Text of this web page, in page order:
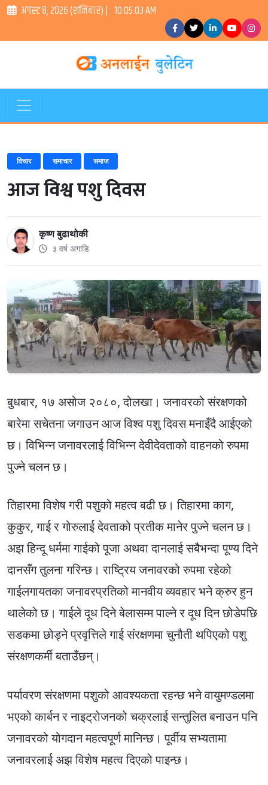
अगस्ट ८, २०२६ (शनिबार) | 10:05:03 AM
विचार समाचार समाज
आज विश्व पशु दिवस
कृष्ण बुढाथोकी
३ वर्ष अगाडि
बुधबार, १७ असोज २०८०, दोलखा। जनावरको संरक्षणको
बारेमा सचेतना जगाउन आज विश्व पशु दिवस मनाइँदै आईएको
छ। विभिन्न जनावरलाई विभिन्न देवीदेवताको वाहनको रुपमा
पुज्ने चलन छ।
तिहारमा विशेष गरी पशुको महत्व बढी छ। तिहारमा काग,
कुकुर, गाई र गोरुलाई देवताको प्रतीक मानेर पुज्ने चलन छ।
अझ हिन्दू धर्ममा गाईको पूजा अथवा दानलाई सबैभन्दा पूण्य दिने
दानसँग तुलना गरिन्छ। राष्ट्रिय जनावरको रुपमा रहेको
गाईलगायतका जनावरप्रतिको मानवीय व्यवहार भने क्रुर हुन
थालेको छ। गाईले दूध दिने बेलासम्म पाल्ने र दूध दिन छोडेपछि
सडकमा छोड्ने प्रवृत्तिले गाई संरक्षणमा चुनौती थपिएको पशु
संरक्षणकर्मी बताउँछन्।
पर्यावरण संरक्षणमा पशुको आवश्यकता रहन्छ भने वायुमण्डलमा
भएको कार्बन र नाइट्रोजनको चक्रलाई सन्तुलित बनाउन पनि
जनावरको योगदान महत्वपूर्ण मानिन्छ। पूर्वीय सभ्यतामा
जनावरलाई अझ विशेष महत्व दिएको पाइन्छ।